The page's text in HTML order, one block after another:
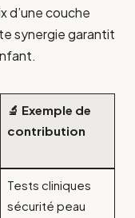
d’une couche
synergie garantit
🔬 Exemple de
contribution
Tests cliniques
sécurité peau